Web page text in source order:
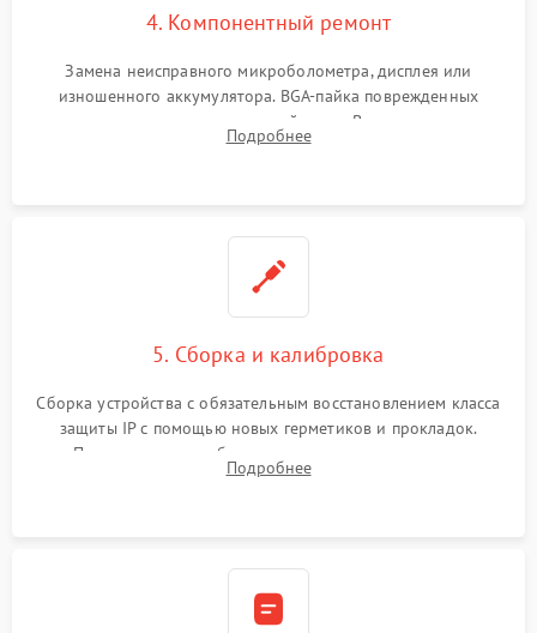
4. Компонентный ремонт
Замена неисправного микроболометра, дисплея или
изношенного аккумулятора. BGA-пайка поврежденных
контроллеров на материнской плате. Восстановление
разъемов и кнопок, замена поврежденных элементов
Подробнее
5. Сборка и калибровка
Сборка устройства с обязательным восстановлением класса
защиты IP с помощью новых герметиков и прокладок.
Программная калибровка матрицы по эталонному
абсолютно черному телу для точного измерения температур.
Подробнее